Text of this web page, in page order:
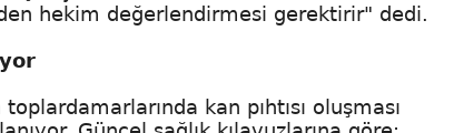
hekim değerlendirmesi gerektirir" dedi.
kan pıhtısı oluşması